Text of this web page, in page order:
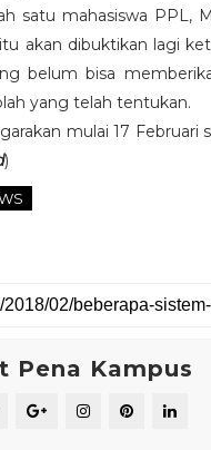
mahasiswa PPL,
akan dibuktikan lagi
belum bisa
yang telah tentukan.
mulai 17 Februari
)
Pena Kampus